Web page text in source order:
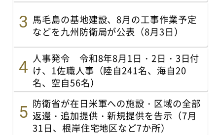
馬毛島の基地建設、8月の工事作業予定
などを九州防衛局が公表（8月3日）
人事発令 令和8年8月1日・2日・3日付
け、1佐職人事（陸自241名、海自20
名、空自56名）
防衛省が在日米軍への施設・区域の全部
返還・追加提供・新規提供を告示（7月
31日、根岸住宅地区など7か所）